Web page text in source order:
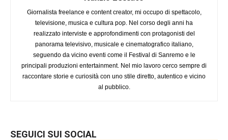
Giornalista freelance e content creator, mi occupo di spettacolo,
televisione, musica e cultura pop. Nel corso degli anni ha
realizzato interviste e approfondimenti con protagonisti del
panorama televisivo, musicale e cinematografico italiano,
seguendo da vicino eventi come il Festival di Sanremo e le
principali produzioni entertainment. Nel mio lavoro cerco sempre di
raccontare storie e curiosità con uno stile diretto, autentico e vicino
al pubblico.
SEGUICI SUI SOCIAL